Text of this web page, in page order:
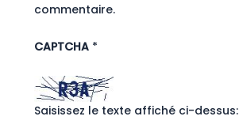
commentaire.
CAPTCHA *
Saisissez le texte affiché ci-dessus: